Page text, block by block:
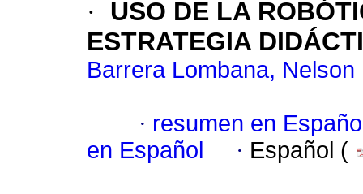
·
USO DE LA
ESTRATEGIA
Barrera Lombana, Nelson
· resumen en
en Español
· Español (